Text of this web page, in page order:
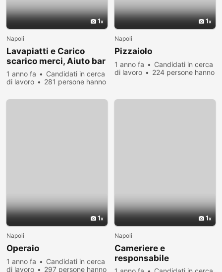
1
Napoli
Lavapiatti e Carico
scarico merci, Aiuto bar
1 anno fa
Candidati in cerca
di lavoro
281 persone hanno
1
Napoli
Pizzaiolo
1 anno fa
Candidati in cerca
di lavoro
224 persone hanno
1
Napoli
Operaio
1 anno fa
Candidati in cerca
di lavoro
297 persone hanno
1
Napoli
Cameriere e
responsabile